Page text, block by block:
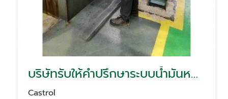
บริษัทรับให้คำปรึกษาระบบน้ำมันหล่อลื่นโรงงาน
Castrol